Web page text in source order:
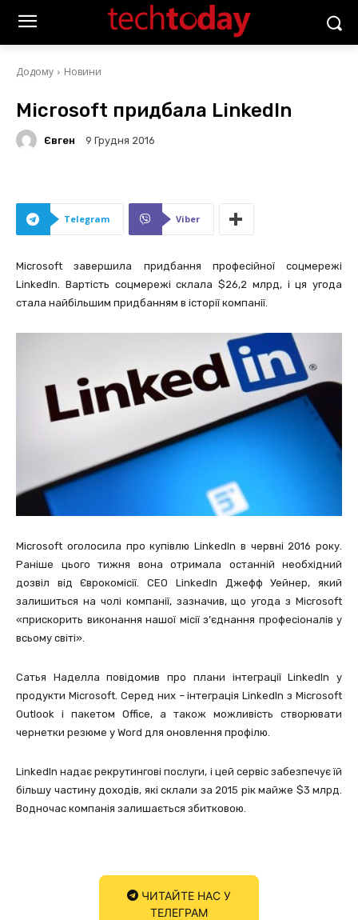
Додому Новини
Microsoft придбала LinkedIn
Євген 9 Грудня 2016
Telegram Viber
Microsoft завершила придбання професійної соцмережі
LinkedIn. Вартість соцмережі склала $26,2 млрд, і ця угода
стала найбільшим придбанням в історії компанії.
Microsoft оголосила про купівлю LinkedIn в червні 2016 року.
Раніше цього тижня вона отримала останній необхідний
дозвіл від Єврокомісії. CEO LinkedIn Джефф Уейнер, який
залишиться на чолі компанії, зазначив, що угода з Microsoft
«прискорить виконання нашої місії з’єднання професіоналів у
всьому світі».
Сатья Наделла повідомив про плани інтеграції LinkedIn у
продукти Microsoft. Серед них – інтеграція LinkedIn з Microsoft
Outlook і пакетом Office, а також можливість створювати
чернетки резюме у Word для оновлення профілю.
LinkedIn надає рекрутингові послуги, і цей сервіс забезпечує їй
більшу частину доходів, які склали за 2015 рік майже $3 млрд.
Водночас компанія залишається збитковою.
ЧИТАЙТЕ НАС У
ТЕЛЕГРАМ